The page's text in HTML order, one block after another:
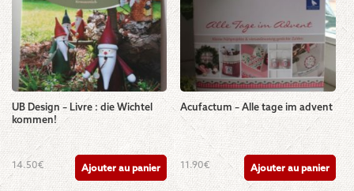
UB Design – Livre : die Wichtel
kommen!
14.50€ Ajouter au panier
Acufactum – Alle tage im advent
11.90€ Ajouter au panier